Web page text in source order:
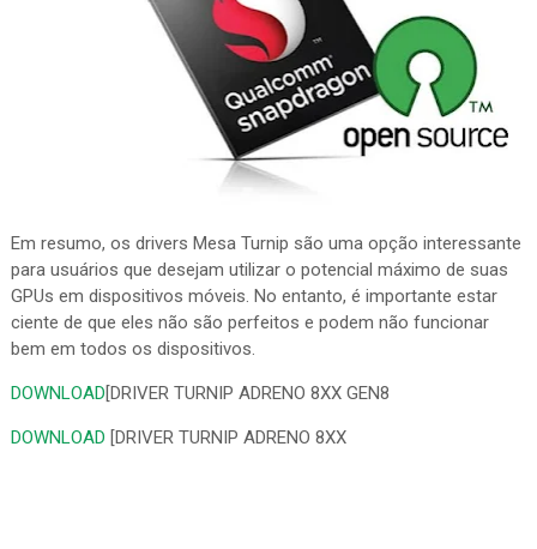
Em resumo, os drivers Mesa Turnip são uma opção interessante
para usuários que desejam utilizar o potencial máximo de suas
GPUs em dispositivos móveis. No entanto, é importante estar
ciente de que eles não são perfeitos e podem não funcionar
bem em todos os dispositivos.
DOWNLOAD[DRIVER TURNIP ADRENO 8XX GEN8
DOWNLOAD [DRIVER TURNIP ADRENO 8XX